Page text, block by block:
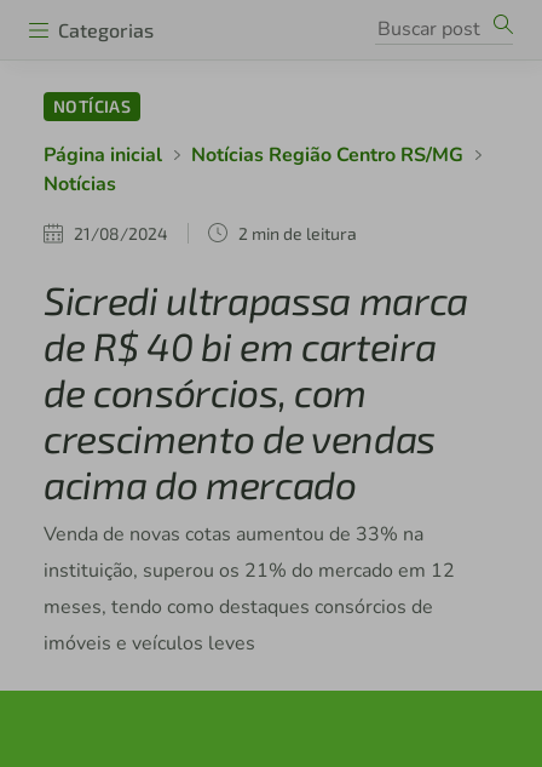
Categorias
NOTÍCIAS
Página inicial
Notícias Região Centro RS/MG
Notícias
21/08/2024 2 min de leitura
Sicredi ultrapassa marca
de R$ 40 bi em carteira
de consórcios, com
crescimento de vendas
acima do mercado
Venda de novas cotas aumentou de 33% na
instituição, superou os 21% do mercado em 12
meses, tendo como destaques consórcios de
imóveis e veículos leves